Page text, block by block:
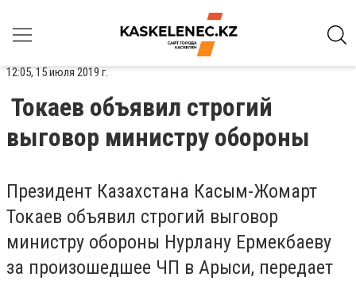
12:05, 15 июля 2019 г.
Токаев объявил строгий
выговор министру обороны
Президент Казахстана Касым-Жомарт
Токаев объявил строгий выговор
министру обороны Нурлану Ермекбаеву
за произошедшее ЧП в Арыси, передает